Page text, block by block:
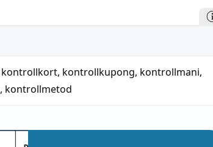
kontrollkort, kontrollkupong, kontrollmani,
, kontrollmetod